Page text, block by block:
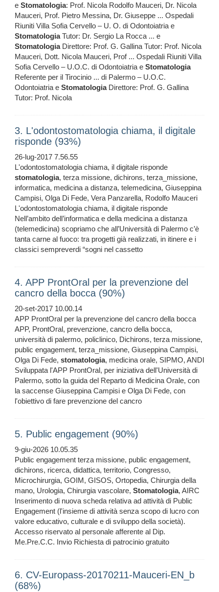
e Stomatologia: Prof. Nicola Rodolfo Mauceri, Dr. Nicola
Mauceri, Prof. Pietro Messina, Dr. Giuseppe ... Ospedali
Riuniti Villa Sofia Cervello – U. O. di Odontoiatria e
StomatologiaTutor: Dr. Sergio La Rocca ... e
StomatologiaDirettore: Prof. G. Gallina Tutor: Prof. Nicola
Mauceri, Dott. Nicola Mauceri, Prof ... Ospedali Riuniti Villa
Sofia Cervello – U.O.C. di Odontoiatria e Stomatologia
Referente per il Tirocinio ... di Palermo – U.O.C.
Odontoiatria e StomatologiaDirettore: Prof. G. Gallina
Tutor: Prof. Nicola
3. L'odontostomatologia chiama, il digitale
risponde (93%)
26-lug-2017 7.56.55
L'odontostomatologia chiama, il digitale risponde
stomatologia, terza missione, dichirons, terza_missione,
informatica, medicina a distanza, telemedicina, Giuseppina
Campisi, Olga Di Fede, Vera Panzarella, Rodolfo Mauceri
L'odontostomatologia chiama, il digitale risponde
Nell’ambito dell’informatica e della medicina a distanza
(telemedicina) scopriamo che all’Università di Palermo c’è
tanta carne al fuoco: tra progetti già realizzati, in itinere e i
classici sempreverdi “sogni nel cassetto
4. APP ProntOral per la prevenzione del
cancro della bocca (90%)
20-set-2017 10.00.14
APP ProntOral per la prevenzione del cancro della bocca
APP, ProntOral, prevenzione, cancro della bocca,
università di palermo, policlinico, Dichirons, terza missione,
public engagement, terza_missione, Giuseppina Campisi,
Olga Di Fede, stomatologia, medicina orale, SIPMO, ANDI
Sviluppata l'APP ProntOral, per iniziativa dell'Università di
Palermo, sotto la guida del Reparto di Medicina Orale, con
la saccense Giuseppina Campisi e Olga Di Fede, con
l'obiettivo di fare prevenzione del cancro
5. Public engagement (90%)
9-giu-2026 10.05.35
Public engagement terza missione, public engagement,
dichirons, ricerca, didattica, territorio, Congresso,
Microchirurgia, GOIM, GISOS, Ortopedia, Chirurgia della
mano, Urologia, Chirurgia vascolare, Stomatologia, AIRC
Inserimento di nuova scheda relativa ad attività di Public
Engagement (l'insieme di attività senza scopo di lucro con
valore educativo, culturale e di sviluppo della società).
Accesso riservato al personale afferente al Dip.
Me.Pre.C.C. Invio Richiesta di patrocinio gratuito
6. CV-Europass-20170211-Mauceri-EN_b
(68%)